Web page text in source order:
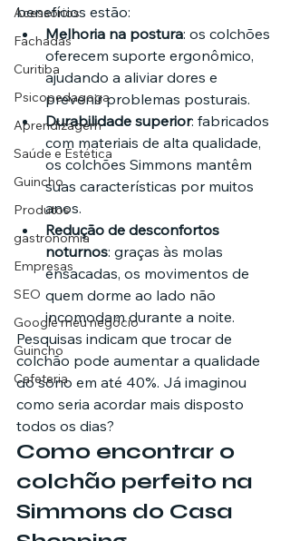
Acessórios
Fachadas
Curitiba
Psicopedagoga
Aprendizagem
Saúde e Estética
Guincho
Produtos
gastronomia
Empresas
SEO
Google meu negócio
Guincho
Cafeteria
benefícios estão:
Melhoria na postura: os colchões
oferecem suporte ergonômico,
ajudando a aliviar dores e
prevenir problemas posturais.
Durabilidade superior: fabricados
com materiais de alta qualidade,
os colchões Simmons mantêm
suas características por muitos
anos.
Redução de desconfortos
noturnos: graças às molas
ensacadas, os movimentos de
quem dorme ao lado não
incomodam durante a noite.
Pesquisas indicam que trocar de
colchão pode aumentar a qualidade
do sono em até 40%. Já imaginou
como seria acordar mais disposto
todos os dias?
Como encontrar o
colchão perfeito na
Simmons do Casa